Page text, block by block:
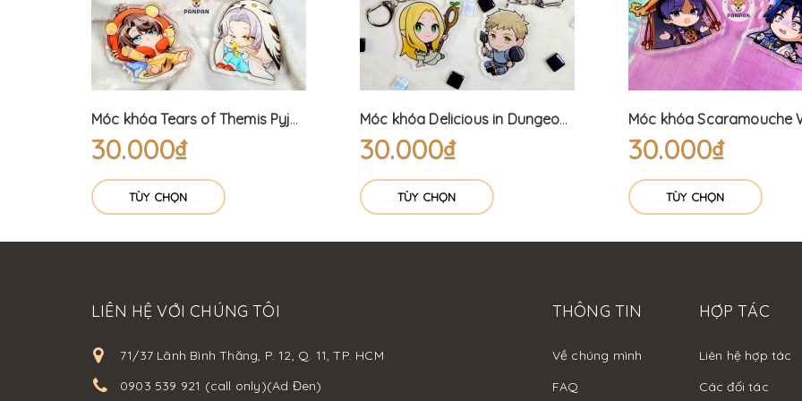
Móc khóa Tears of Themis Pyjama (6cm)
30.000₫
TÙY CHỌN
Móc khóa Delicious in Dungeon (6cm) Dungeon Meshi
30.000₫
TÙY CHỌN
30.000₫
TÙY CHỌN
LIÊN HỆ VỚI CHÚNG TÔI
71/37 Lãnh Bình Thăng, P. 12, Q. 11, TP. HCM
0903 539 921 (call only)(Ad Đen)
THÔNG TIN
Về chúng mình
FAQ
HỢP TÁC
Liên hệ hợp tác
Các đối tác